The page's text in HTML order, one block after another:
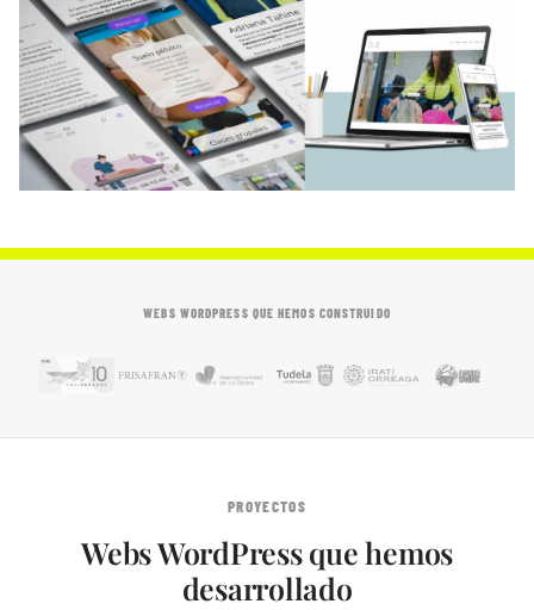
WEBS WORDPRESS QUE HEMOS CONSTRUIDO
PROYECTOS
Webs WordPress que hemos
desarrollado